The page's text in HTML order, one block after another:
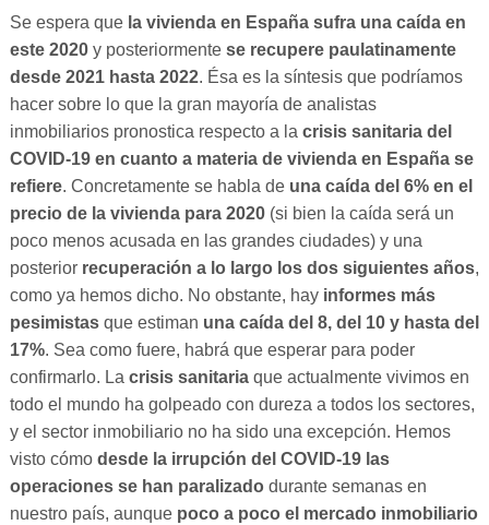
Se espera que la vivienda en España sufra una caída en
este 2020y posteriormente se recupere paulatinamente
desde 2021 hasta 2022. Ésa es la síntesis que podríamos
hacer sobre lo que la gran mayoría de analistas
inmobiliarios pronostica respecto a la crisis sanitaria del
COVID-19 en cuanto a materia de vivienda en España se
refiere. Concretamente se habla de una caída del 6% en el
precio de la vivienda para 2020(si bien la caída será un
poco menos acusada en las grandes ciudades) y una
posterior recuperación a lo largo los dos siguientes años,
como ya hemos dicho. No obstante, hay informes más
pesimistasque estiman una caída del 8, del 10 y hasta del
17%. Sea como fuere, habrá que esperar para poder
confirmarlo. La crisis sanitariaque actualmente vivimos en
todo el mundo ha golpeado con dureza a todos los sectores,
y el sector inmobiliario no ha sido una excepción. Hemos
visto cómo desde la irrupción del COVID-19 las
operaciones se han paralizadodurante semanas en
nuestro país, aunque poco a poco el mercado inmobiliario